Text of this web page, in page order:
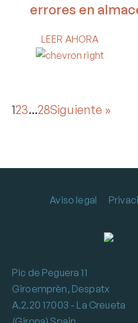
errores en
LEER AHORA
123…28Siguiente »
Aviso legal
Pic de Peguera 11
Giroemprèn, Despatx
A.2.20 17003 - La Creueta